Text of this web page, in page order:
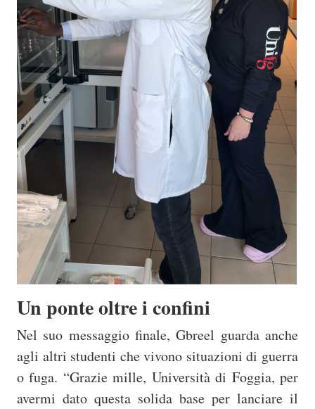
Un ponte oltre i confini
Nel suo messaggio finale, Gbreel guarda anche
agli altri studenti che vivono situazioni di guerra
o fuga. “Grazie mille, Università di Foggia, per
avermi dato questa solida base per lanciare il